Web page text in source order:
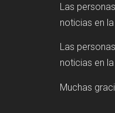
Las
noticias en
Las
noticias en
Muchas